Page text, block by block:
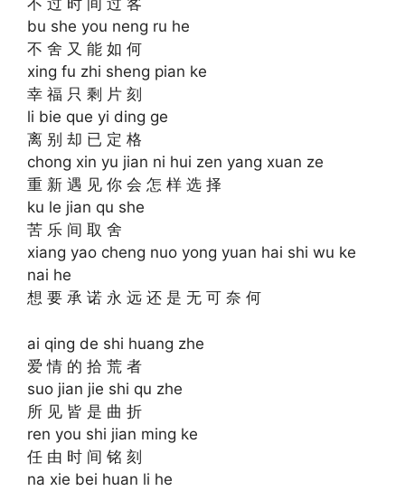
不 过 时 间 过 客
bu she you neng ru he
不 舍 又 能 如 何
xing fu zhi sheng pian ke
幸 福 只 剩 片 刻
li bie que yi ding ge
离 别 却 已 定 格
chong xin yu jian ni hui zen yang xuan ze
重 新 遇 见 你 会 怎 样 选 择
ku le jian qu she
苦 乐 间 取 舍
xiang yao cheng nuo yong yuan hai shi wu ke
nai he
想 要 承 诺 永 远 还 是 无 可 奈 何
ai qing de shi huang zhe
爱 情 的 拾 荒 者
suo jian jie shi qu zhe
所 见 皆 是 曲 折
ren you shi jian ming ke
任 由 时 间 铭 刻
na xie bei huan li he